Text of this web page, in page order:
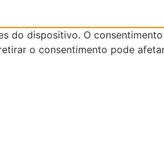
do dispositivo. O
o consentimento pode